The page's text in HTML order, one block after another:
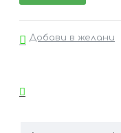
Добави в желани